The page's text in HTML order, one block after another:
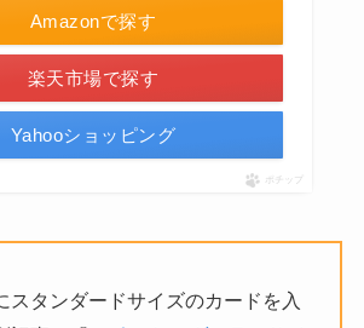
Amazonで探す
楽天市場で探す
Yahooショッピング
ポチップ
スタンダードサイズのカードを入